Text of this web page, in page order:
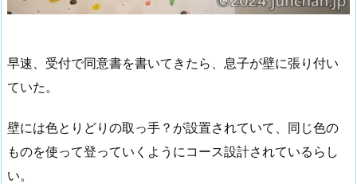
早速、受付で同意書を書いてきたら、息子が壁に張り付い
ていた。
壁には色とりどりの取っ手？が設置されていて、同じ色の
ものを使って登っていくようにコース設計されているらし
い。